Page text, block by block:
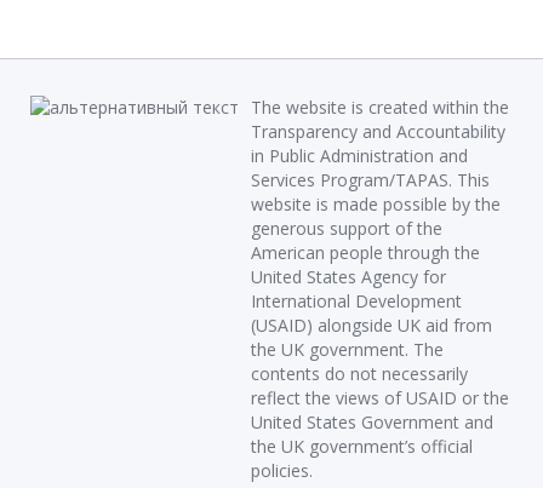
The website is created within the
Transparency and Accountability
in Public Administration and
Services Program/TAPAS. This
website is made possible by the
generous support of the
American people through the
United States Agency for
International Development
(USAID) alongside UK aid from
the UK government. The
contents do not necessarily
reflect the views of USAID or the
United States Government and
the UK government’s official
policies.